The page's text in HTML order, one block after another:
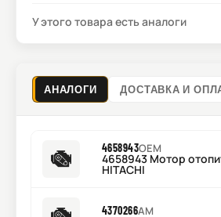
У этого товара есть аналоги
АНАЛОГИ ДОСТАВКА И
4658943OEM
4658943 Мотор
HITACHI
4370266AM